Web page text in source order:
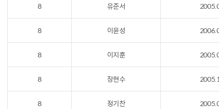
8 유준서
8 이윤성
8 이지훈
8 장현수
8 정기찬